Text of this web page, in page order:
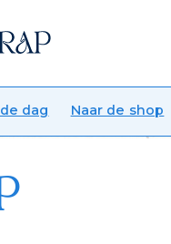
dag Naar de shop